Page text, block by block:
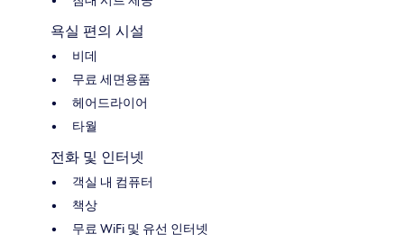
욕실 편의 시설
비데
무료 세면용품
헤어드라이어
타월
전화 및 인터넷
객실 내 컴퓨터
책상
무료 WiFi 및 유선 인터넷